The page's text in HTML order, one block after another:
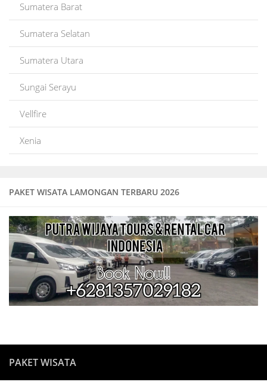
PAKET WISATA LAMONGAN TERBARU 2026
Sumatera Barat
Sumatera Selatan
Sumatera Utara
Sungai Serayu
Vellfire
Xenia
PAKET WISATA